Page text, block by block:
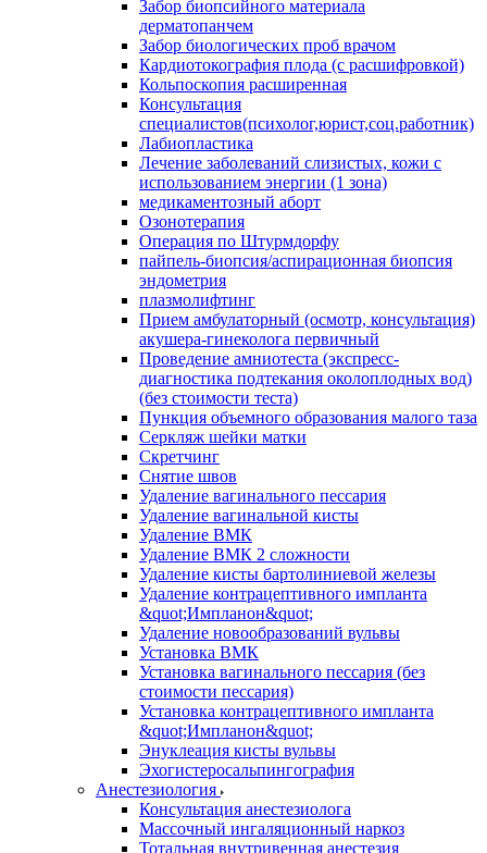
Забор биопсийного материала
дерматопанчем
Забор биологических проб врачом
Кардиотокография плода (с расшифровкой)
Кольпоскопия расширенная
Консультация
специалистов(психолог,юрист,соц.работник)
Лабиопластика
Лечение заболеваний слизистых, кожи с
использованием энергии (1 зона)
медикаментозный аборт
Озонотерапия
Операция по Штурмдорфу
пайпель-биопсия/аспирационная биопсия
эндометрия
плазмолифтинг
Прием амбулаторный (осмотр, консультация)
акушера-гинеколога первичный
Проведение амниотеста (экспресс-
диагностика подтекания околоплодных вод)
(без стоимости теста)
Пункция объемного образования малого таза
Серкляж шейки матки
Скретчинг
Снятие швов
Удаление вагинального пессария
Удаление вагинальной кисты
Удаление ВМК
Удаление ВМК 2 сложности
Удаление кисты бартолиниевой железы
Удаление контрацептивного импланта
&quot;Импланон&quot;
Удаление новообразований вульвы
Установка ВМК
Установка вагинального пессария (без
стоимости пессария)
Установка контрацептивного импланта
&quot;Импланон&quot;
Энуклеация кисты вульвы
Эхогистеросальпингография
Анестезиология
Консультация анестезиолога
Массочный ингаляционный наркоз
Тотальная внутривенная анестезия